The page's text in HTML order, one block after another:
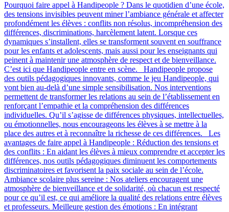
Pourquoi faire appel à Handipeople ? Dans le quotidien d’une école,
des tensions invisibles peuvent miner l’ambiance générale et affecter
profondément les élèves : conflits non résolus, incompréhension des
différences, discriminations, harcèlement latent. Lorsque ces
dynamiques s’installent, elles se transforment souvent en souffrance
pour les enfants et adolescents, mais aussi pour les enseignants qui
peinent à maintenir une atmosphère de respect et de bienveillance.
C’est ici que Handipeople entre en scène. Handipeople propose
des outils pédagogiques innovants, comme le jeu Handipeople, qui
vont bien au-delà d’une simple sensibilisation. Nos interventions
permettent de transformer les relations au sein de l’établissement en
renforçant l’empathie et la compréhension des différences
individuelles. Qu’il s’agisse de différences physiques, intellectuelles,
ou émotionnelles, nous encourageons les élèves à se mettre à la
place des autres et à reconnaître la richesse de ces différences. Les
avantages de faire appel à Handipeople : Réduction des tensions et
des conflits : En aidant les élèves à mieux comprendre et accepter les
différences, nos outils pédagogiques diminuent les comportements
discriminatoires et favorisent la paix sociale au sein de l’école.
Ambiance scolaire plus sereine : Nos ateliers encouragent une
atmosphère de bienveillance et de solidarité, où chacun est respecté
pour ce qu’il est, ce qui améliore la qualité des relations entre élèves
et professeurs. Meilleure gestion des émotions : En intégrant